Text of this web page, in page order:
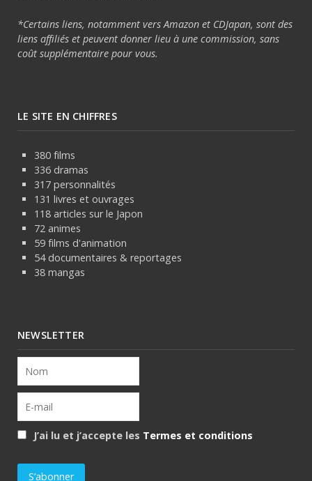
*Certains liens, notamment vers Amazon et CDJapan, sont des
liens affiliés et peuvent donner lieu à une commission, sans
coût supplémentaire pour vous.
LE SITE EN CHIFFRES
380 films
336 dramas
317 personnalités
131 livres et ouvrages
118 articles sur le Japon
72 animes
59 films d'animation
54 documentaires & reportages
38 mangas
NEWSLETTER
J’ai lu et j’accepte les Termes et conditions